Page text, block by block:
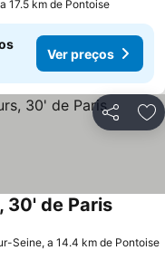
17.5 km de Pontoise
Ver preços
Partilhar
30' de Paris
Seine, a 14.4 km de Pontoise